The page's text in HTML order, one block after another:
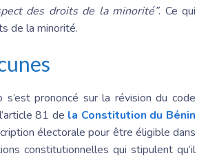
des droits de la minorité”. Ce qui
de la minorité.
prononcé sur la révision du code
81 de la Constitution du Bénin
électorale pour être éligible dans
constitutionnelles qui stipulent qu’il